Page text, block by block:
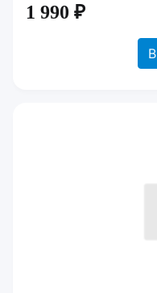
1 990 ₽